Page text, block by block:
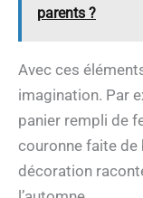
parents ?
Avec ces
imagination. Par
panier rempli de
couronne faite de
décoration